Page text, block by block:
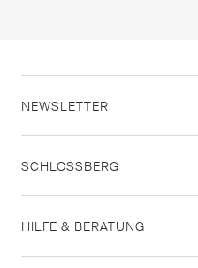
NEWSLETTER
SCHLOSSBERG
HILFE & BERATUNG